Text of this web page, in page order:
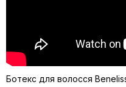
Ботекс для волосся